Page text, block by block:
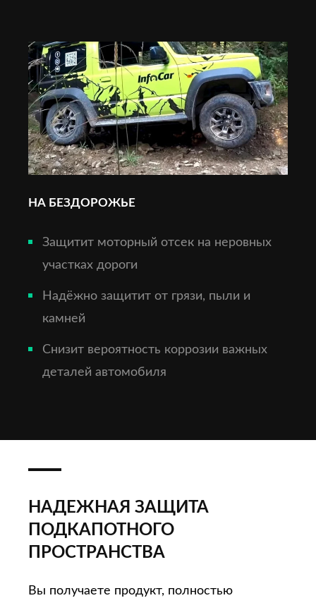
НА БЕЗДОРОЖЬЕ
Защитит моторный отсек на неровных
участках дороги
Надёжно защитит от грязи, пыли и
камней
Снизит вероятность коррозии важных
деталей автомобиля
НАДЕЖНАЯ ЗАЩИТА
ПОДКАПОТНОГО
ПРОСТРАНСТВА
Вы получаете продукт, полностью